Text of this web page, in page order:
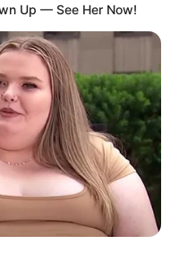
Up — See Her Now!